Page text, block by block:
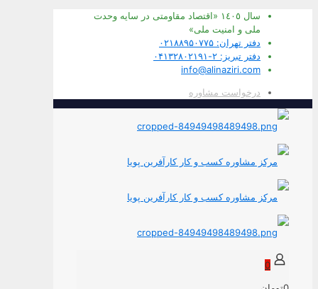
سال ١٤٠٥ «اقتصاد مقاومتی در سايه وحدت
ملی و امنيت ملی»
دفتر تهران: ۰۲۱۸۸۹۵۰۷۷۵
دفتر تبریز: ۲-۰۴۱۳۲۸۰۲۱۹۱
info@alinaziri.com
درخواست مشاوره
0